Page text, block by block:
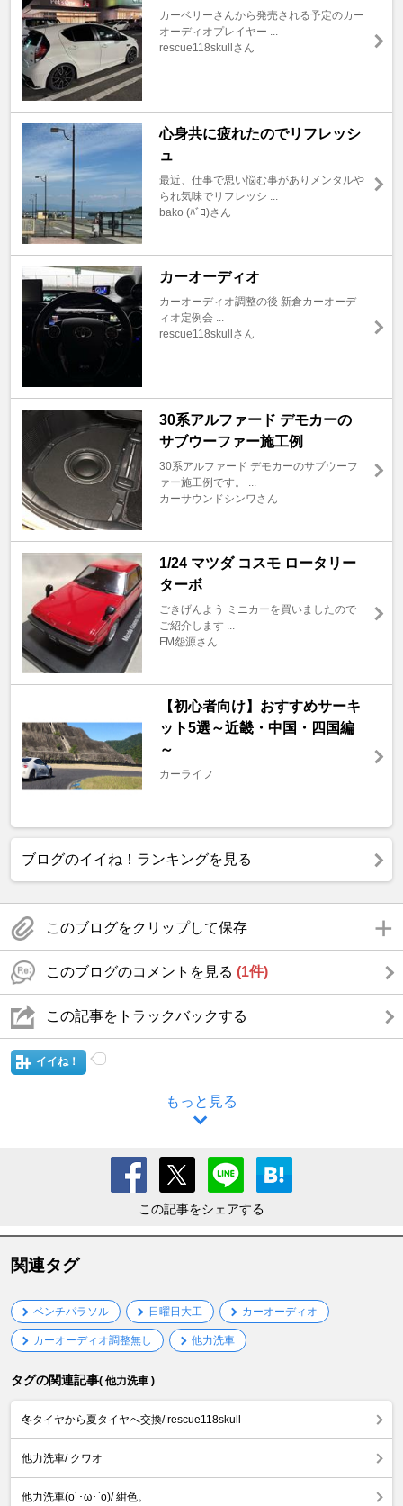
カーベリーさんから発売される予定のカー
オーディオプレイヤー ...
rescue118skullさん
心身共に疲れたのでリフレッシ
ュ
最近、仕事で思い悩む事がありメンタルや
られ気味でリフレッシ ...
bako (ﾊﾞｺ)さん
カーオーディオ
カーオーディオ調整の後 新倉カーオーデ
ィオ定例会 ...
rescue118skullさん
30系アルファード デモカーの
サブウーファー施工例
30系アルファード デモカーのサブウーフ
ァー施工例です。 ...
カーサウンドシンワさん
1/24 マツダ コスモ ロータリー
ターボ
ごきげんよう ミニカーを買いましたので
ご紹介します ...
FM怨源さん
【初心者向け】おすすめサーキ
ット5選～近畿・中国・四国編
～
カーライフ
ブログのイイね！ランキングを見る
このブログをクリップして保存
このブログのコメントを見る (1件)
この記事をトラックバックする
イイね！
もっと見る
この記事をシェアする
関連タグ
ベンチパラソル 日曜日大工 カーオーディオ
カーオーディオ調整無し 他力洗車
タグの関連記事( 他力洗車 )
冬タイヤから夏タイヤへ交換/ rescue118skull
他力洗車/ クワオ
他力洗車(o´･ω･`o)/ 紺色。